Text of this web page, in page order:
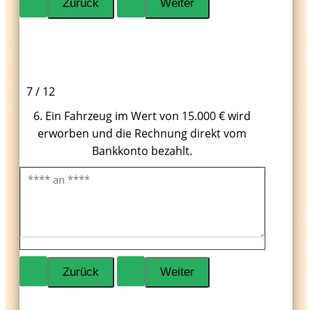
7 / 12
6. Ein Fahrzeug im Wert von 15.000 € wird
erworben und die Rechnung direkt vom
Bankkonto bezahlt.